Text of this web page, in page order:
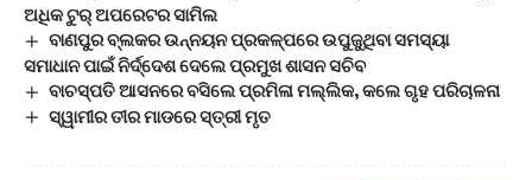
ଅଧିକ ଟୁର୍ ଅପରେଟର ସାମିଲ
ବାଣପୁର ବ୍ଲକର ଉନ୍ନୟନ ପ୍ରକଳ୍ପରେ ଉପୁଜୁଥିବା ସମସ୍ୟା
ସମାଧାନ ପାଇଁ ନିର୍ଦ୍ଦେଶ ଦେଲେ ପ୍ରମୁଖ ଶାସନ ସଚିବ
ବାଚସ୍ପତି ଆସନରେ ବସିଲେ ପ୍ରମିଳା ମଲ୍ଲିକ, କଲେ ଗୃହ ପରିଚାଳନା
ସ୍ୱାମୀର ତୀର ମାଡରେ ସ୍ତ୍ରୀ ମୃତ